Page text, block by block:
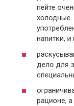
пейте
холодные.
напитки, и
дело для
рационе, а